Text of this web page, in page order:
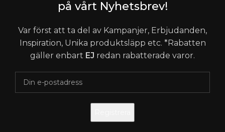
på vårt Nyhetsbrev!
Var först att ta del av Kampanjer, Erbjudanden,
Inspiration, Unika produktsläpp etc. *Rabatten
gäller enbart EJ redan rabatterade varor.